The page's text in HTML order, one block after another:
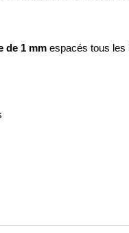
de 1 mm espacés tous les